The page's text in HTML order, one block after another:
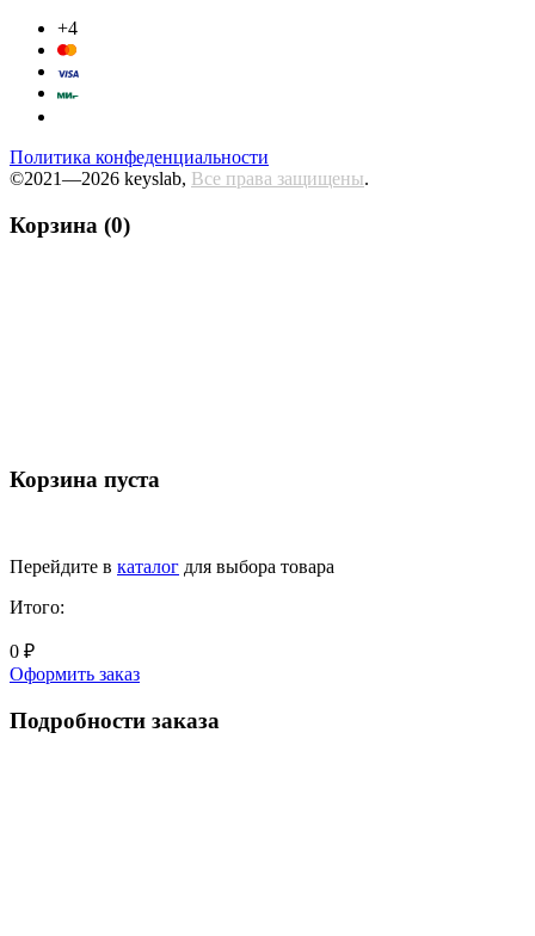
+4
Политика конфеденциальности
©2021—2026 keyslab, Все права защищены.
Корзина (0)
Корзина пуста
Перейдите в каталог для выбора товара
Итого:
0 ₽
Оформить заказ
Подробности заказа